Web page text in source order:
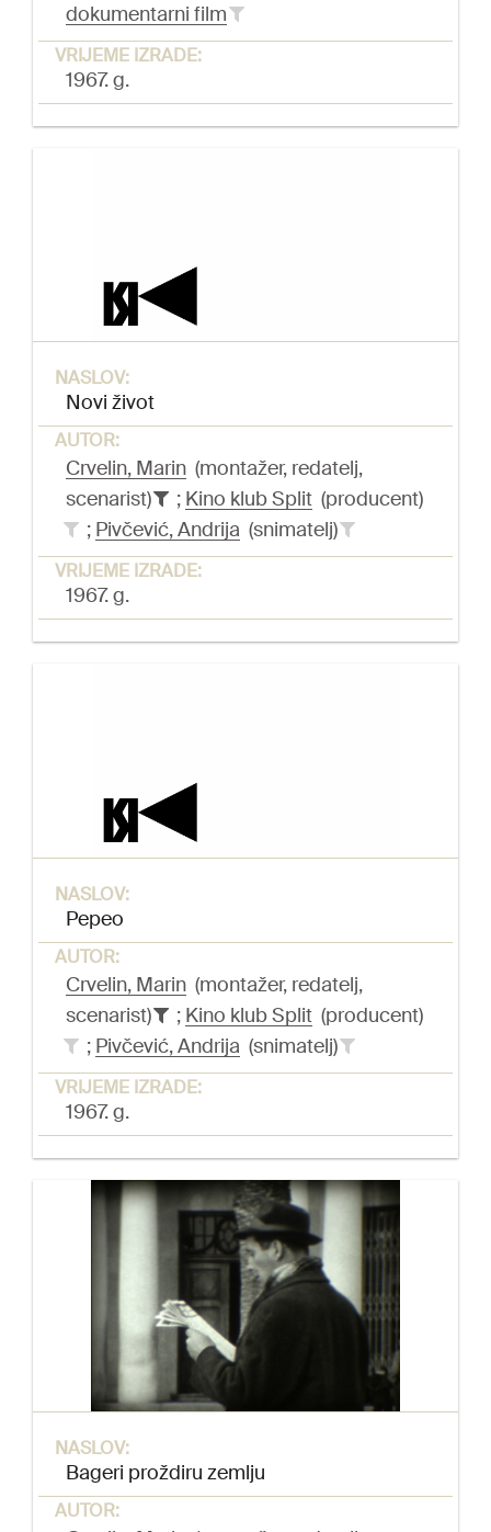
dokumentarni film
VRIJEME IZRADE:
1967. g.
NASLOV:
Novi život
AUTOR:
Crvelin, Marin (montažer, redatelj,
scenarist)
; Kino klub Split (producent)
; Pivčević, Andrija (snimatelj)
VRIJEME IZRADE:
1967. g.
NASLOV:
Pepeo
AUTOR:
Crvelin, Marin (montažer, redatelj,
scenarist)
; Kino klub Split (producent)
; Pivčević, Andrija (snimatelj)
VRIJEME IZRADE:
1967. g.
NASLOV:
Bageri proždiru zemlju
AUTOR: